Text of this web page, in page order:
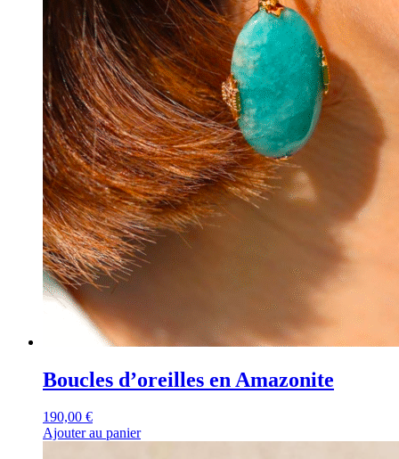
Boucles d’oreilles en Amazonite
190,00 €
Ajouter au panier